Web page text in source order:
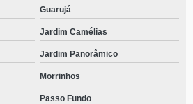
Guarujá
Jardim Camélias
Jardim Panorâmico
Morrinhos
Passo Fundo